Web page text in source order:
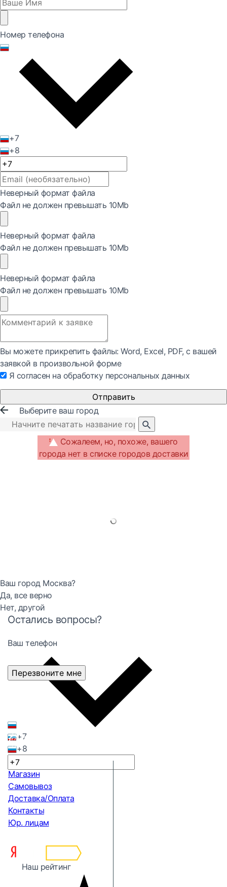
Номер телефона
+7
+8
Неверный формат файла
Файл не должен превышать 10Mb
Неверный формат файла
Файл не должен превышать 10Mb
Неверный формат файла
Файл не должен превышать 10Mb
Вы можете прикрепить файлы: Word, Exсel, PDF, с вашей
заявкой в произвольной форме
Я согласен на обработку персональных данных
Отправить
Выберите ваш город
Сожалеем, но, похоже, вашего
города нет в списке городов доставки
Ваш город Москва?
Да, все верно
Нет, другой
Остались вопросы?
Ваш телефон
+7
+8
Перезвоните мне
Магазин
Самовывоз
Доставка/Оплата
Контакты
Юр. лицам
Наш рейтинг